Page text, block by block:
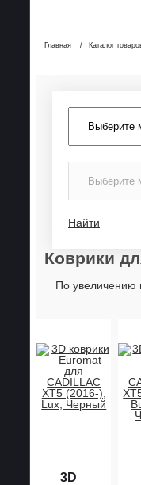
Главная Каталог
Найти
Коврики
По увеличению
3D